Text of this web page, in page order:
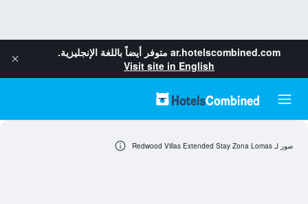
ar.hotelscombined.com متوفر أيضاً باللغة الإنجليزية.
Visit site in English
صور لـ Redwood Villas Extended Stay Zona Lomas